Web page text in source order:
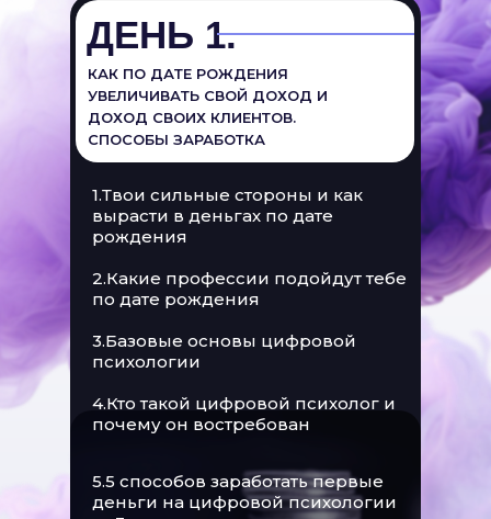
1.Твои сильные стороны и как
вырасти в деньгах по дате
рождения
2.Какие профессии подойдут тебе
по дате рождения
3.Базовые основы цифровой
психологии
4.Кто такой цифровой психолог и
почему он востребован
5.5 способов заработать первые
деньги на цифровой психологии
ДЕНЬ 1.
КАК ПО ДАТЕ РОЖДЕНИЯ
УВЕЛИЧИВАТЬ СВОЙ ДОХОД И
ДОХОД СВОИХ КЛИЕНТОВ.
СПОСОБЫ ЗАРАБОТКА